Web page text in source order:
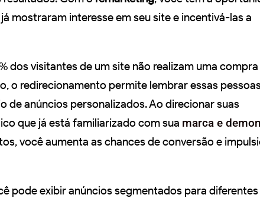
mostraram interesse em seu site e incentivá-las a
dos visitantes de um site não realizam uma compra
o redirecionamento permite lembrar essas
de anúncios personalizados. Ao direcionar suas
que já está familiarizado com sua marca e
você aumenta as chances de conversão e
pode exibir anúncios segmentados para diferentes